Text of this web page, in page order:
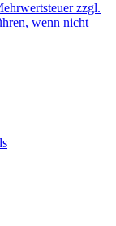
zzgl.
wenn nicht